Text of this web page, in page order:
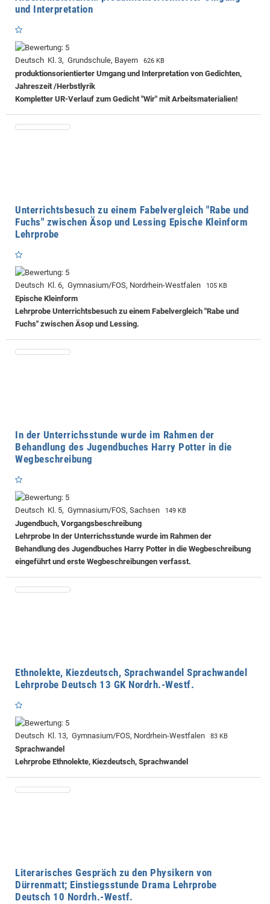
und Interpretation
Deutsch Kl. 3, Grundschule, Bayern 626 KB
produktionsorientierter Umgang und Interpretation von Gedichten,
Jahreszeit /Herbstlyrik
Kompletter UR-Verlauf zum Gedicht "Wir" mit Arbeitsmaterialien!
Unterrichtsbesuch zu einem Fabelvergleich "Rabe und
Fuchs" zwischen Äsop und Lessing Epische Kleinform
Lehrprobe
Deutsch Kl. 6, Gymnasium/FOS, Nordrhein-Westfalen 105 KB
Epische Kleinform
Lehrprobe Unterrichtsbesuch zu einem Fabelvergleich "Rabe und
Fuchs" zwischen Äsop und Lessing.
In der Unterrichsstunde wurde im Rahmen der
Behandlung des Jugendbuches Harry Potter in die
Wegbeschreibung
Deutsch Kl. 5, Gymnasium/FOS, Sachsen 149 KB
Jugendbuch, Vorgangsbeschreibung
Lehrprobe In der Unterrichsstunde wurde im Rahmen der
Behandlung des Jugendbuches Harry Potter in die Wegbeschreibung
eingeführt und erste Wegbeschreibungen verfasst.
Ethnolekte, Kiezdeutsch, Sprachwandel Sprachwandel
Lehrprobe Deutsch 13 GK Nordrh.-Westf.
Deutsch Kl. 13, Gymnasium/FOS, Nordrhein-Westfalen 83 KB
Sprachwandel
Lehrprobe Ethnolekte, Kiezdeutsch, Sprachwandel
Literarisches Gespräch zu den Physikern von
Dürrenmatt; Einstiegsstunde Drama Lehrprobe
Deutsch 10 Nordrh.-Westf.